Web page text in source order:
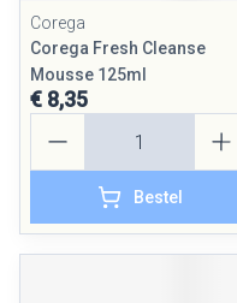
Corega
Corega Fresh Cleanse
Mousse 125ml
€ 8,35
Bestel